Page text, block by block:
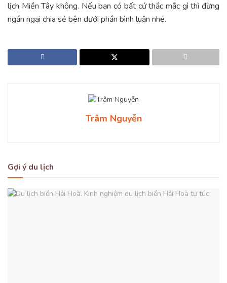
lịch Miền Tây không. Nếu bạn có bất cứ thắc mắc gì thì đừng
ngần ngại chia sẻ bên dưới phần bình luận nhé.
Trâm Nguyễn
Gợi ý du lịch